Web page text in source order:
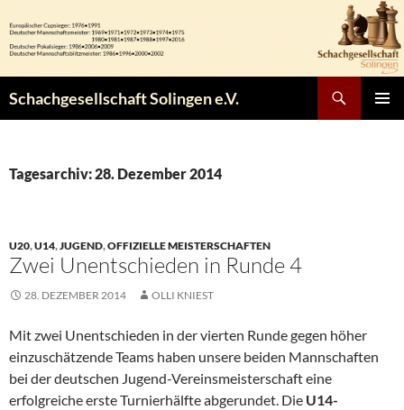
Inhalt
springen
Schachgesellschaft Solingen e.V.
Tagesarchiv: 28. Dezember 2014
U20,U14,JUGEND,OFFIZIELLE MEISTERSCHAFTEN
Zwei Unentschieden in Runde 4
28. DEZEMBER 2014 OLLI KNIEST
Mit zwei Unentschieden in der vierten Runde gegen höher
einzuschätzende Teams haben unsere beiden Mannschaften
bei der deutschen Jugend-Vereinsmeisterschaft eine
erfolgreiche erste Turnierhälfte abgerundet. Die U14-